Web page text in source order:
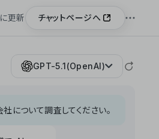
更新 チャットページへ
GPT-5.1(OpenAI)
について調査してください。